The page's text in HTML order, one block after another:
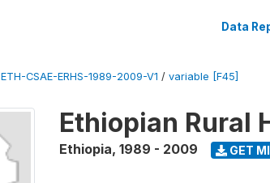
Data
ETH-CSAE-ERHS-1989-2009-V1 / variable [F45]
Ethiopian Rural
Ethiopia, 1989 - 2009 GET